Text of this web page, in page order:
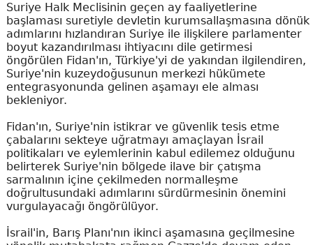
Suriye Halk Meclisinin geçen ay faaliyetlerine
başlaması suretiyle devletin kurumsallaşmasına dönük
adımlarını hızlandıran Suriye ile ilişkilere parlamenter
boyut kazandırılması ihtiyacını dile getirmesi
öngörülen Fidan'ın, Türkiye'yi de yakından ilgilendiren,
Suriye'nin kuzeydoğusunun merkezi hükümete
entegrasyonunda gelinen aşamayı ele alması
bekleniyor.
Fidan'ın, Suriye'nin istikrar ve güvenlik tesis etme
çabalarını sekteye uğratmayı amaçlayan İsrail
politikaları ve eylemlerinin kabul edilemez olduğunu
belirterek Suriye'nin bölgede ilave bir çatışma
sarmalının içine çekilmeden normalleşme
doğrultusundaki adımlarını sürdürmesinin önemini
vurgulayacağı öngörülüyor.
İsrail'in, Barış Planı'nın ikinci aşamasına geçilmesine